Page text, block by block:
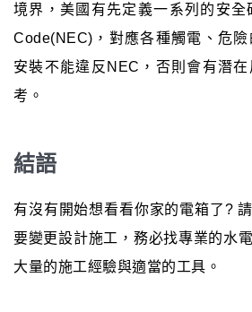
境界，美國有先定義一系列的安全
Code(NEC)，對應各種觸電、危
安裝不能違反NEC，否則會有潛
考。
結語
有沒有開始想看看你家的電箱了?
要變更設計施工，務必找專業的水
大量的施工經驗與適當的工具。